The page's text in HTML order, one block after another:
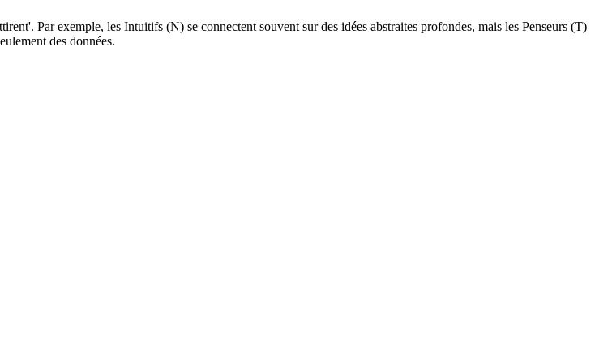
Par exemple, les Intuitifs (N) se connectent souvent sur des idées abstraites profondes, mais les Penseurs (T)
des données.